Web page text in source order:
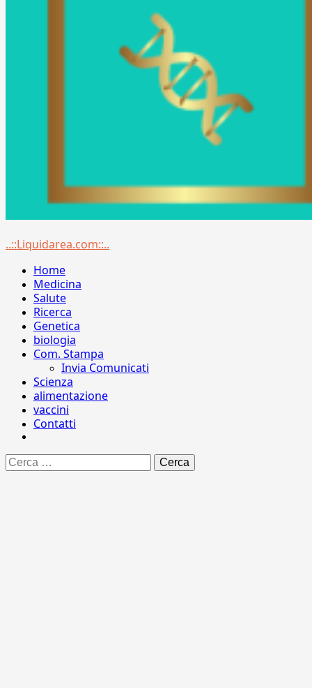
Menu
..::Liquidarea.com::..
Home
Medicina
Salute
Ricerca
Genetica
biologia
Com. Stampa
Invia Comunicati
Scienza
alimentazione
vaccini
Contatti
Ricerca
per: